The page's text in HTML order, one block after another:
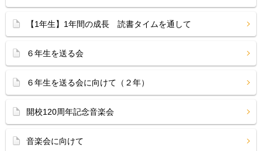
【1年生】1年間の成長 読書タイムを通して
６年生を送る会
６年生を送る会に向けて（２年）
開校120周年記念音楽会
音楽会に向けて